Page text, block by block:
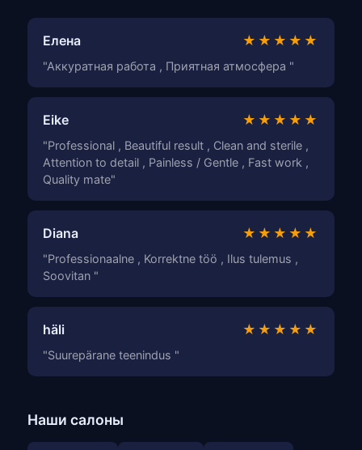
Елена ★★★★★
"Аккуратная работа , Приятная атмосфера "
Eike ★★★★★
"Professional , Beautiful result , Clean and sterile ,
Attention to detail , Painless / Gentle , Fast work ,
Quality mate"
Diana ★★★★★
"Professionaalne , Korrektne töö , Ilus tulemus ,
Soovitan "
häli ★★★★★
"Suurepärane teenindus "
Наши салоны